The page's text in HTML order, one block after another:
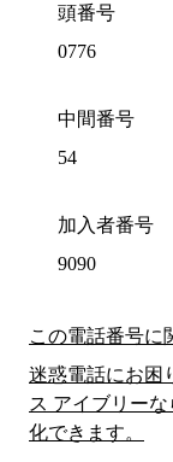
頭番号
0776
中間番号
54
加入者番号
9090
この電話番号に
迷惑電話にお困
ス アイブリー
化できます。